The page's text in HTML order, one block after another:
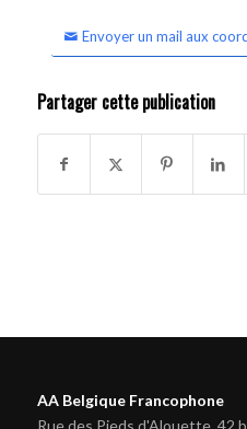
Envoyer un mail aux
Partager cette publication
AA Belgique Francophone
Rue des Pieds d'Alouette, 42 b